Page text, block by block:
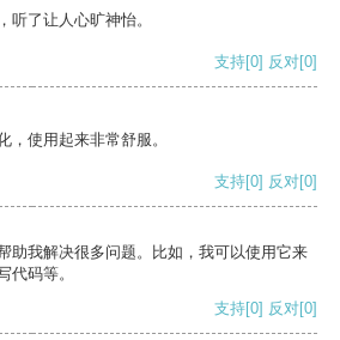
听了让人心旷神怡。
支持[0] 反对[0]
，使用起来非常舒服。
支持[0] 反对[0]
助我解决很多问题。比如，我可以使用它来
代码等。
支持[0] 反对[0]